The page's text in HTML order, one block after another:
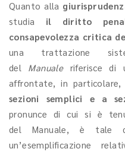
Quanto alla
studia il diritto
consapevolezza critica
una trattazione
del Manualeriferisce di
affrontate, in particolare,
sezioni semplici e a
pronunce di cui si è
del Manuale, è tale
un’esemplificazione